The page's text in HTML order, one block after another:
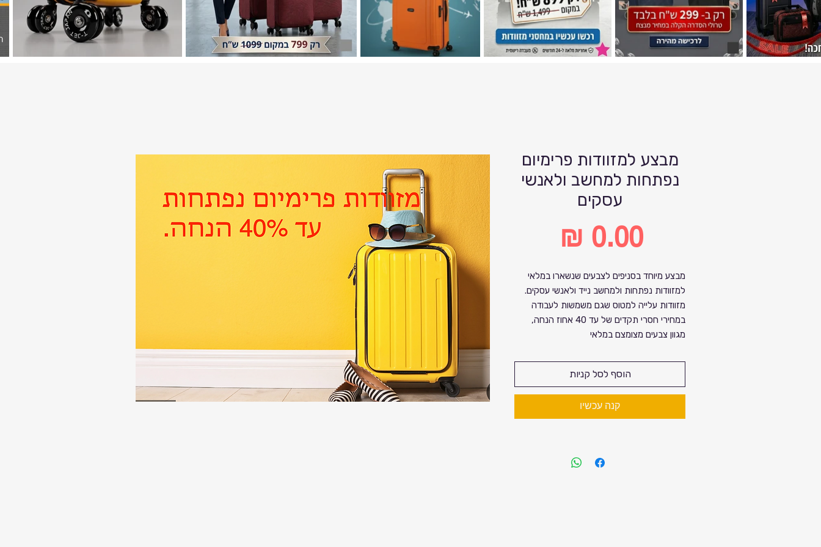
מבצע למזוודות פרימיום
נפתחות למחשב ולאנשי
עסקים
‏0.00 ‏₪
מחיר
מבצע מיוחד בסניפים לצבעים שנשארו במלאי
למזוודות נפתחות ולמחשב נייד ולאנשי עסקים.
מזוודות עלייה למטוס שגם משמשות לעבודה
במחירי חסרי תקדים של עד 40 אחוז הנחה,
מגוון צבעים מצומצם במלאי
כל הקודם זוכה. החברה רשאית לבטל את
המבצע. בהתאם למלאי החנות
הוסף לסל קניות
קנה עכשיו